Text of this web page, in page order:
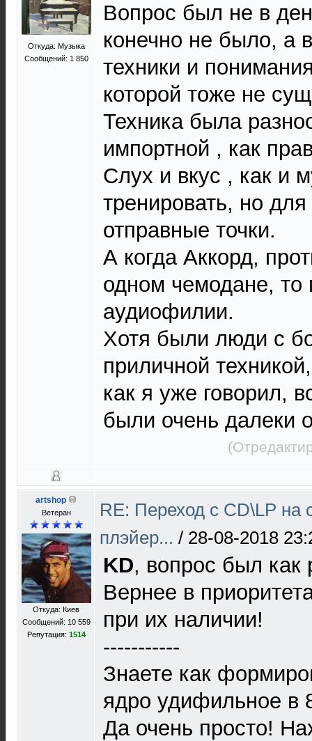
Откуда: Музыка
Сообщений: 1 850
Вопрос был не в
конечно не было, а
техники и
которой тоже не
Техника была
импортной , как
Слух и вкус , как и
тренировать, но
отправные точки.
А когда Аккорд,
одном чемодане, то
аудиофилии.
Хотя были люди с
приличной
как я уже говорил,
были очень далеки
artshop
Ветеран
Откуда: Киев
Сообщений: 10 559
Репутация: 1514
RE: Переход с CD\LP на
плэйер... / 28-08-2018
KD, вопрос был как
Вернее в
при их наличии!
-----------
Знаете как
ядро удифильное в
Да очень просто!